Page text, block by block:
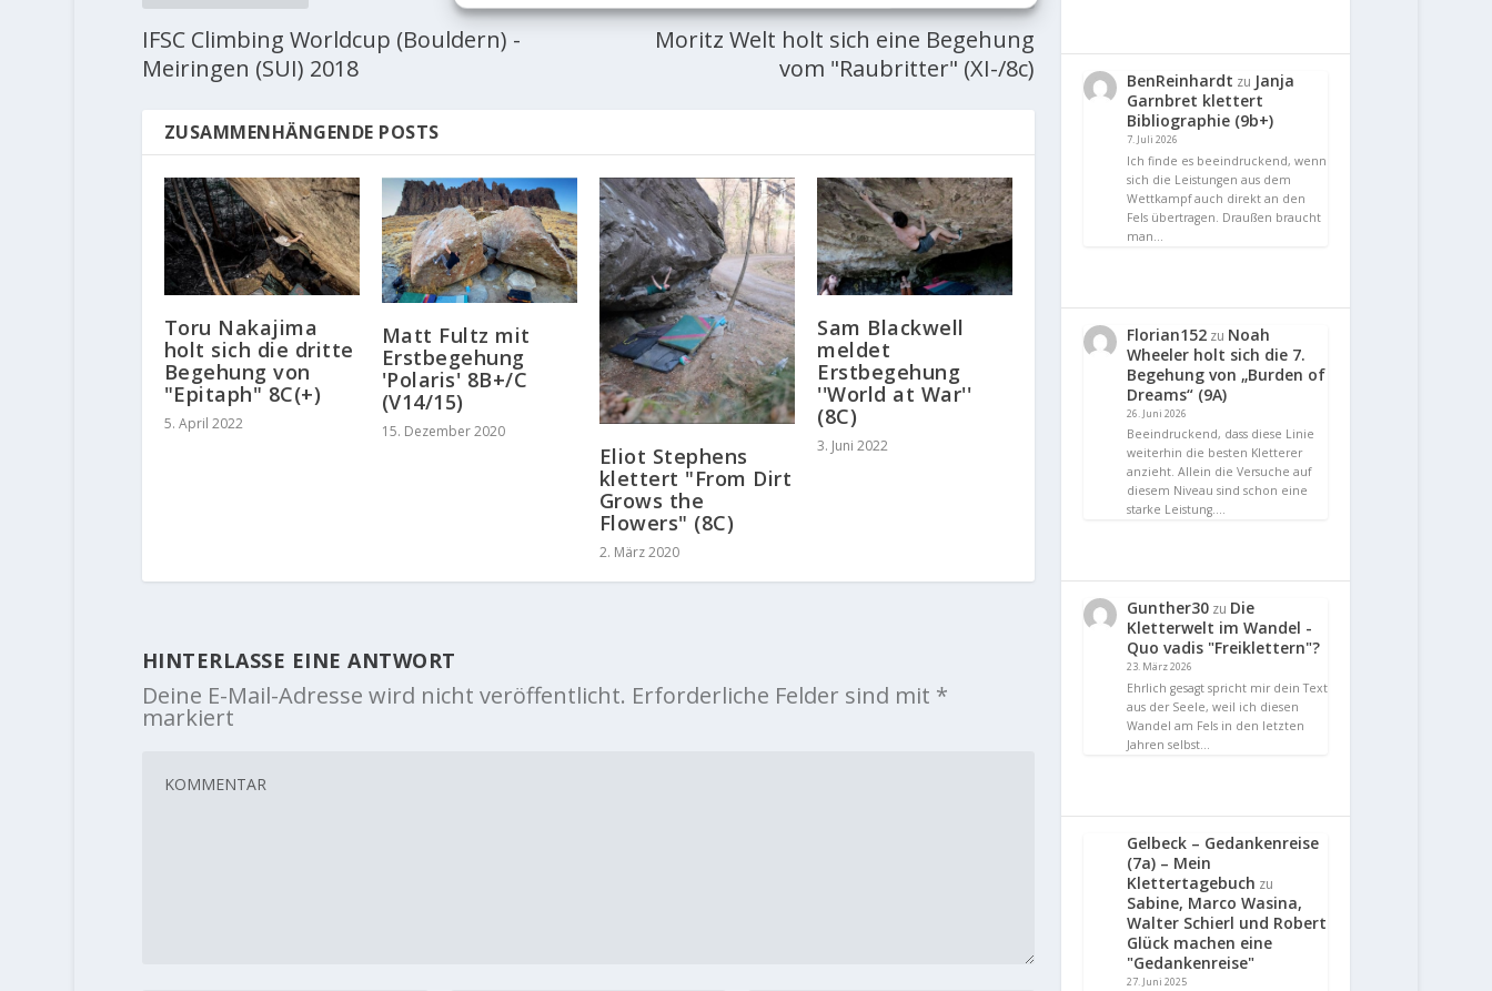
IFSC Climbing Worldcup (Bouldern) -
Meiringen (SUI) 2018
Moritz Welt holt sich eine Begehung
vom "Raubritter" (XI-/8c)
ZUSAMMENHÄNGENDE POSTS
Toru Nakajima
holt sich die dritte
Begehung von
"Epitaph" 8C(+)
5. April 2022
Matt Fultz mit
Erstbegehung
'Polaris' 8B+/C
(V14/15)
15. Dezember 2020
Eliot Stephens
klettert "From Dirt
Grows the
Flowers" (8C)
2. März 2020
Sam Blackwell
meldet
Erstbegehung
''World at War''
(8C)
3. Juni 2022
HINTERLASSE EINE ANTWORT
Deine E-Mail-Adresse wird nicht veröffentlicht. Erforderliche Felder sind mit *
markiert
BenReinhardt zu Janja
Garnbret klettert
Bibliographie (9b+)
7. Juli 2026
Ich finde es beeindruckend, wenn
sich die Leistungen aus dem
Wettkampf auch direkt an den
Fels übertragen. Draußen braucht
man…
Florian152 zu Noah
Wheeler holt sich die 7.
Begehung von „Burden of
Dreams“ (9A)
26. Juni 2026
Beeindruckend, dass diese Linie
weiterhin die besten Kletterer
anzieht. Allein die Versuche auf
diesem Niveau sind schon eine
starke Leistung.…
Gunther30 zu Die
Kletterwelt im Wandel -
Quo vadis "Freiklettern"?
23. März 2026
Ehrlich gesagt spricht mir dein Text
aus der Seele, weil ich diesen
Wandel am Fels in den letzten
Jahren selbst…
Gelbeck – Gedankenreise
(7a) – Mein
Klettertagebuch zu
Sabine, Marco Wasina,
Walter Schierl und Robert
Glück machen eine
"Gedankenreise"
27. Juni 2025